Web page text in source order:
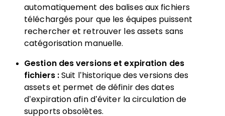
automatiquement des balises aux fichiers
téléchargés pour que les équipes puissent
rechercher et retrouver les assets sans
catégorisation manuelle.
Gestion des versions et expiration des
fichiers : Suit l’historique des versions des
assets et permet de définir des dates
d’expiration afin d’éviter la circulation de
supports obsolètes.